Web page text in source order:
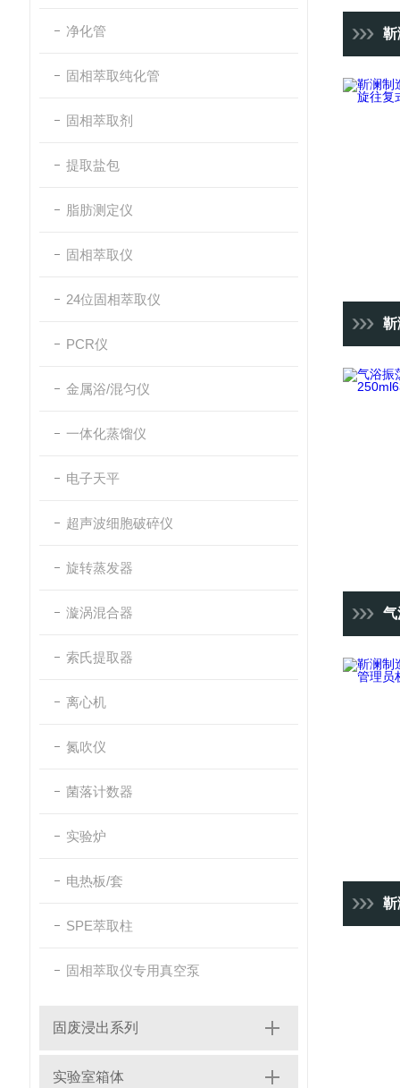
净化管
固相萃取纯化管
固相萃取剂
提取盐包
脂肪测定仪
固相萃取仪
24位固相萃取仪
PCR仪
金属浴/混匀仪
一体化蒸馏仪
电子天平
超声波细胞破碎仪
旋转蒸发器
漩涡混合器
索氏提取器
离心机
氮吹仪
菌落计数器
实验炉
电热板/套
SPE萃取柱
固相萃取仪专用真空泵
固废浸出系列
实验室箱体
靳澜
靳澜
气浴
靳澜